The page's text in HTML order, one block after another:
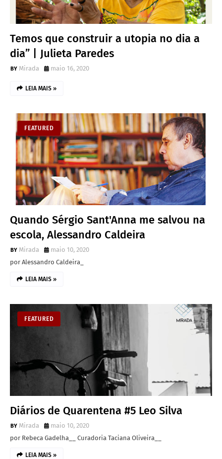
Temos que construir a utopia no dia a
dia” | Julieta Paredes
Mirada maio 16, 2020
LEIA MAIS »
FEATURED
Quando Sérgio Sant'Anna me salvou na
escola, Alessandro Caldeira
Mirada
maio 10, 2020
por Alessandro Caldeira_
LEIA MAIS »
FEATURED
Diários de Quarentena #5 Leo Silva
Mirada
maio 10, 2020
por Rebeca Gadelha__ Curadoria Taciana Oliveira__
LEIA MAIS »